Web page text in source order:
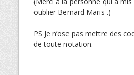
oublier Bernard Maris .)
PS Je n’ose pas mettre des
de toute notation.